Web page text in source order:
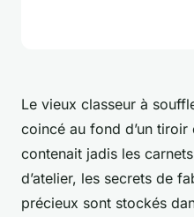
Le vieux classeur à
coincé au fond d’un tiroir
contenait jadis les
d’atelier, les secrets de
précieux sont stockés